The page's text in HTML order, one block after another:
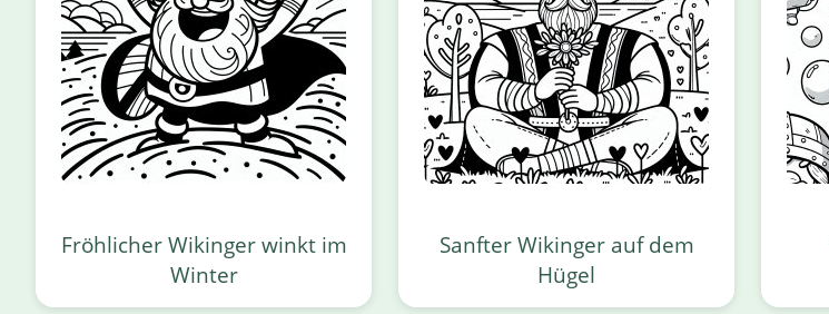
Fröhlicher Wikinger winkt im
Winter
Sanfter Wikinger auf dem
Hügel